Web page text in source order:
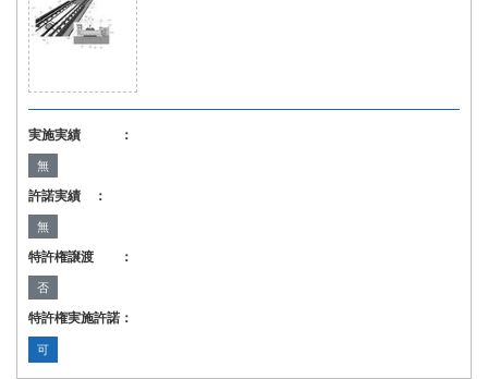
実施実績 ：
無
許諾実績 ：
無
特許権譲渡 ：
否
特許権実施許諾：
可